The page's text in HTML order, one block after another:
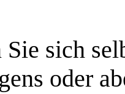
Sie sich
oder